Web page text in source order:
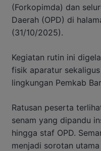
(Forkopimda) dan
Daerah (OPD) di
(31/10/2025).
Kegiatan rutin ini
fisik aparatur
lingkungan Pemkab
Ratusan peserta
senam yang dipandu
hingga staf OPD.
menjadi sorotan